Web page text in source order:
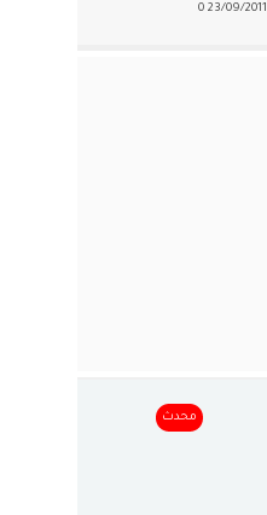
23/09/2011
0
محدث